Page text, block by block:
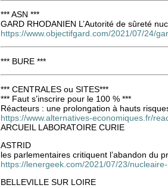
*** ASN ***
GARD RHODANIEN L’Autorité de sûreté
https://www.objectifgard.com/2021/07/24/
*** BURE ***
*** CENTRALES ou SITES***
*** Faut s’inscrire pour le 100 % ***
Réacteurs : une prolongation à hauts
https://www.alternatives-economiques.fr/
ARCUEIL LABORATOIRE CURIE
ASTRID
les parlementaires critiquent l’abandon du
https://lenergeek.com/2021/07/23/
BELLEVILLE SUR LOIRE